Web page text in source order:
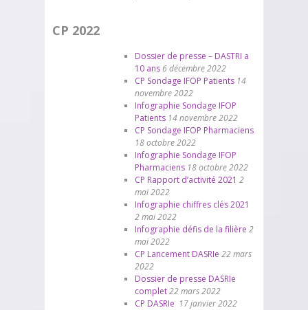
CP 2022
Dossier de presse – DASTRI a
10 ans6 décembre 2022
CP Sondage IFOP Patients 14
novembre 2022
Infographie Sondage IFOP
Patients 14 novembre 2022
CP Sondage IFOP Pharmaciens
18 octobre 2022
Infographie Sondage IFOP
Pharmaciens 18 octobre 2022
CP Rapport d’activité 2021 2
mai 2022
Infographie chiffres clés 2021
2 mai 2022
Infographie défis de la filière 2
mai 2022
CP Lancement DASRIe 22 mars
2022
Dossier de presse DASRIe
complet22 mars 2022
CP DASRIe 17 janvier 2022